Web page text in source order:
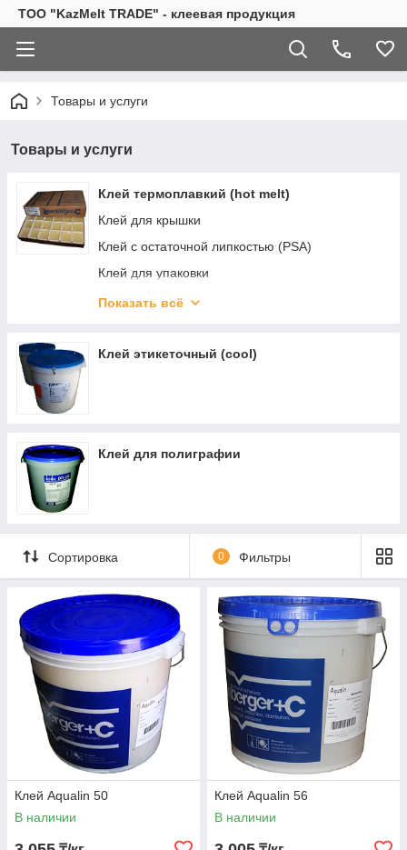
TOO "KazMelt TRADE" - клеевая продукция
Товары и услуги
Товары и услуги
Клей термоплавкий (hot melt)
Клей для крышки
Клей с остаточной липкостью (PSA)
Клей для упаковки
Клей для трубочки (strow)
Клей для полиграфии
Показать всё
Клей этикеточный (cool)
Клей для полиграфии
Сортировка 0 Фильтры
Клей Aqualin 50
В наличии
Клей Aqualin 56
В наличии